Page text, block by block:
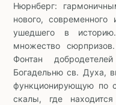
Нюрнберг:
нового,
ушедшего в
множество
Фонтан
Богадельню св. Духа,
функционирующую по
скалы, где